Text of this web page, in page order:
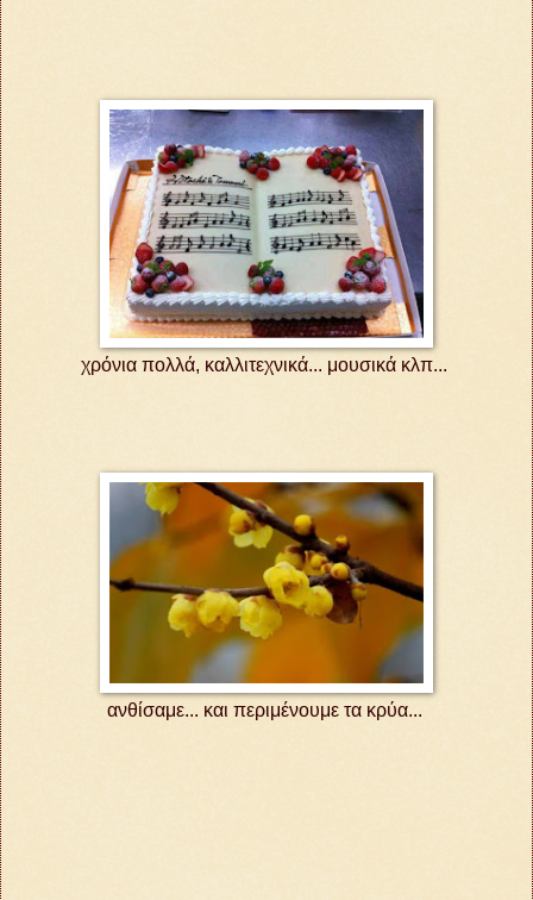
χρόνια πολλά, καλλιτεχνικά... μουσικά κλπ...
ανθίσαμε... και περιμένουμε τα κρύα...